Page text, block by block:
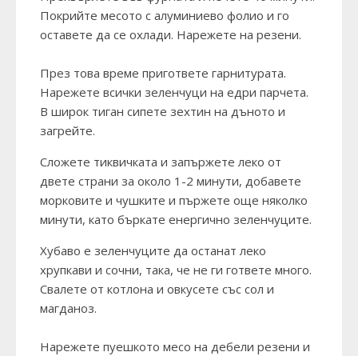
Покрийте месото с алуминиево фолио и го
оставете да се охлади. Нарежете на резени.
През това време пригответе гарнитурата.
Нарежете всички зеленчуци на едри парчета.
В широк тиган сипете зехтин на дъното и
загрейте.
Сложете тиквичката и запържете леко от
двете страни за около 1-2 минути, добавете
морковите и чушките и пържете още няколко
минути, като бъркате енергично зеленчуците.
Хубаво е зеленчуците да останат леко
хрупкави и сочни, така, че не ги гответе много.
Свалете от котлона и овкусете със сол и
магданоз.
Нарежете пуешкото месо на дебели резени и